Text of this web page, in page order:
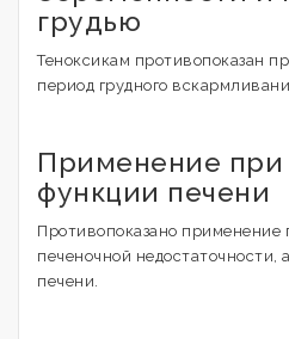
грудью
Теноксикам противопоказан
период грудного
Применение
функции печени
Противопоказано применение
печеночной недостаточности,
печени.